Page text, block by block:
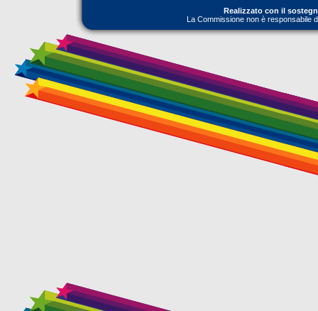
Realizzato con il
La Commissione non è responsabile